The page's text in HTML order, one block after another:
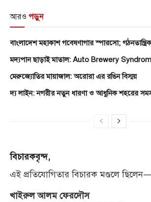
আরও পড়ুন
বাংলাদেশ মহাকাশ গবেষণাগার স্পারসো;
মদ্যপান ছাড়াই মাতাল: Auto Brewery
মেরুজ্যোতির মায়াজাল: অরোরা এর রঙিন বিস্ময়
দ্য লাইন: নগরীর নতুন ধারণা ও আধুনিক শহরের
বিচারকবৃন্দ,
এই প্রতিযোগিতার বিচারক মণ্ডলে
খাইরুল আলম ফেরদৌস